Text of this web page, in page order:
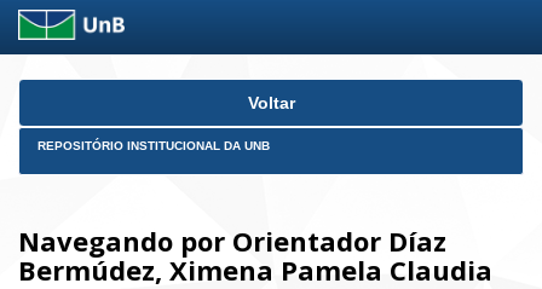
Skip
Voltar
REPOSITÓRIO INSTITUCIONAL DA UNB
Navegando por Orientador Díaz
Bermúdez, Ximena Pamela Claudia